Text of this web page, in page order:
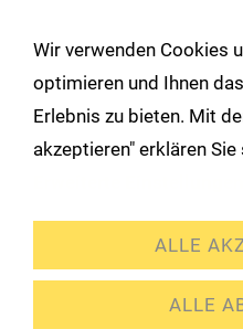
Navigation öffnen
Anmeldung
Bitte melden Sie sich mit
E-Mail oder
Wir verwenden Cookies
optimieren und Ihnen
Erlebnis zu bieten. Mit
akzeptieren" erklären
ALLE
ALLE